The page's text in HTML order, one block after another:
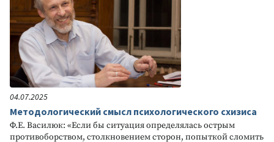
04.07.2025
Методологический смысл психологического схизиса
Ф.Е. Василюк: «Если бы ситуация определялась острым
противоборством, столкновением сторон, попыткой сломить